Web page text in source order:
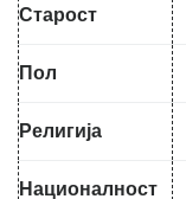
Старост
Пол
Религија
Националност